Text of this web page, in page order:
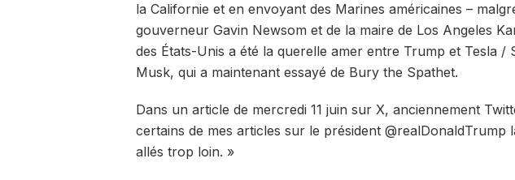
la Californie et en envoyant des Marines américaines –
gouverneur Gavin Newsom et de la maire de Los Angeles
des États-Unis a été la querelle amer entre Trump et Tesla /
Musk, qui a maintenant essayé de Bury the Spathet.
Dans un article de mercredi 11 juin sur X, anciennement
certains de mes articles sur le président @realDonaldTrump
allés trop loin. »